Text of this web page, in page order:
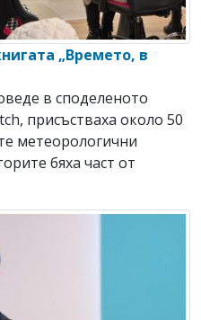
„Времето, в
в споделеното
присъстваха около 50
метеорологични
бяха част от